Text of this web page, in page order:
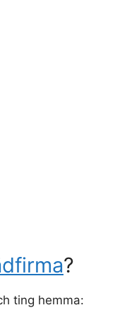
?
ting hemma: